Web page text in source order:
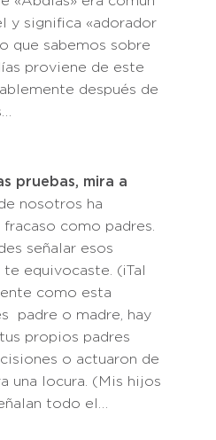
y significa «adorador
que sabemos sobre
proviene de este
después de
pruebas, mira a
nosotros ha
como padres.
señalar esos
equivocaste. (¡Tal
como esta
padre o madre, hay
propios padres
o actuaron de
una locura. (Mis hijos
todo el…